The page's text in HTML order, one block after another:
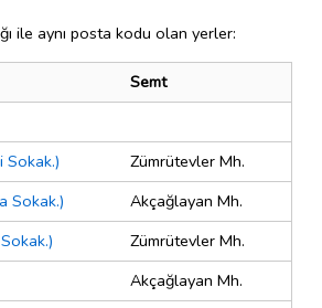
ile aynı posta kodu olan yerler:
Semt
Sokak.)
Zümrütevler Mh.
Sokak.)
Akçağlayan Mh.
Zümrütevler Mh.
Akçağlayan Mh.